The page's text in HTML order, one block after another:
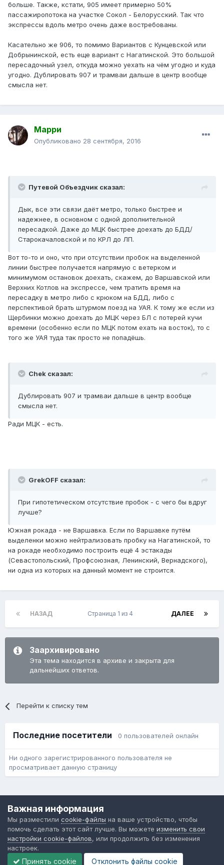
больше. Также, кстати, 905 имеет примерно 50%
пассажиропотока на участке Сокол - Белорусский. Так что
экспрессы вдоль метро очень даже востребованы.
Касательно же 906, то помимо Вариантов с Кунцевской или
Добрынинской, есть еще вариант с Нагатинской. Это большой
пересадочный узел, откуда можно уехать на чём угодно и куда
угодно. Дублировать 907 и трамваи дальше в центр вообще
смысла нет.
Марри
Опубликовано 28 сентября, 2016
Путевой Объездчик сказал:
Дык, все эти связи даёт метро, только быстрее и
надежнее, в основном с одной дополнительной
пересадкой. Даже до МЦК быстрее доехать до БДД/
Старокачаловской и по КРЛ до ЛП.
Вот то-то и оно, что при отсутствии пробок на выделенной
линии быстрее получается напрямую с ветерком и
минимумом остановок доехать, скажем, до Варшавской или
Верхних Котлов на экспрессе, чем тратить время на
пересадку в метро либо с крюком на БДД, либо с
перспективой брать штурмом поезд на УАЯ. К тому же если из
Щербинки можно доехать до МЦК через БЛ с потерей кучи
времени (особенно если по МЦК потом ехать на восток), то с
того же УАЯ туда так просто не попадёшь.
Chek сказал:
Дублировать 907 и трамваи дальше в центр вообще
смысла нет.
Ради МЦК - есть.
GrekOFF сказал:
При гипотетическом отсутствие пробок - с чего бы вдруг
лучше?
Южная рокада - не Варшавка. Если по Варшавке путём
выделенки можно нейтрализовать пробку на Нагатинской, то
на рокаде необходимо построить ещё 4 эстакады
(Севастопольский, Профсоюзная, Ленинский, Вернадского),
ни одна из которых на данный момент не строится.
НАЗАД ДАЛЕЕ
Страница 1 из 4
Заархивировано
Эта тема находится в архиве и закрыта для
дальнейших ответов.
Перейти к списку тем
Последние посетители 0 пользователей онлайн
Ни одного зарегистрированного пользователя не
просматривает данную страницу
Форум общественного транспорта
Powered by Invision Community
Важная информация
Мы разместили cookie-файлы на ваше устройство, чтобы
помочь сделать этот сайт лучше. Вы можете изменить свои
настройки cookie-файлов, или продолжить без изменения
настроек.
Принять cookie Отклонить файлы сookie